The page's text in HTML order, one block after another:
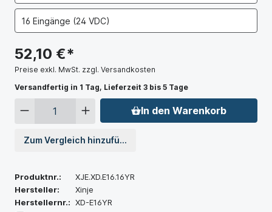
52,10 €*
Preise exkl. MwSt. zzgl. Versandkosten
Versandfertig in 1 Tag, Lieferzeit 3 bis 5 Tage
16 Eingänge (24 VDC)
In den Warenkorb
Zum Vergleich hinzufügen
Produktnr.:
XJE.XD.E16.16YR
Hersteller:
Xinje
Herstellernr.: XD-E16YR